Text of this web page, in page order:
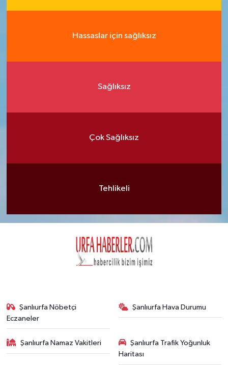
Hassaslar için sağlıksız
Sağlıksız
Çok Sağlıksız
Tehlikeli
Şanlıurfa Nöbetçi
Eczaneler
Şanlıurfa Hava Durumu
Şanlıurfa Namaz Vakitleri
Şanlıurfa Trafik Yoğunluk
Haritası